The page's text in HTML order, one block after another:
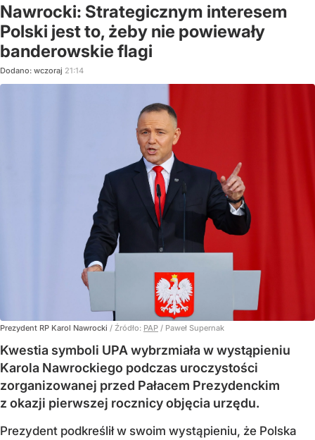
Nawrocki: Strategicznym interesem
Polski jest to, żeby nie powiewały
banderowskie flagi
Dodano: wczoraj 21:14
Prezydent RP Karol Nawrocki / Źródło: PAP / Paweł Supernak
Kwestia symboli UPA wybrzmiała w wystąpieniu
Karola Nawrockiego podczas uroczystości
zorganizowanej przed Pałacem Prezydenckim
z okazji pierwszej rocznicy objęcia urzędu.
Prezydent podkreślił w swoim wystąpieniu, że Polska